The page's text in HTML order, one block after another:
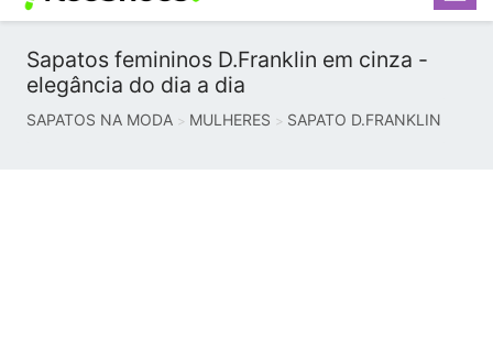
Sapatos femininos D.Franklin em cinza -
elegância do dia a dia
SAPATOS NA MODA MULHERES SAPATO D.FRANKLIN